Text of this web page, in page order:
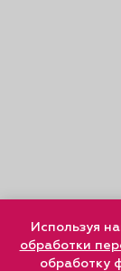
Используя
обработки
обработку